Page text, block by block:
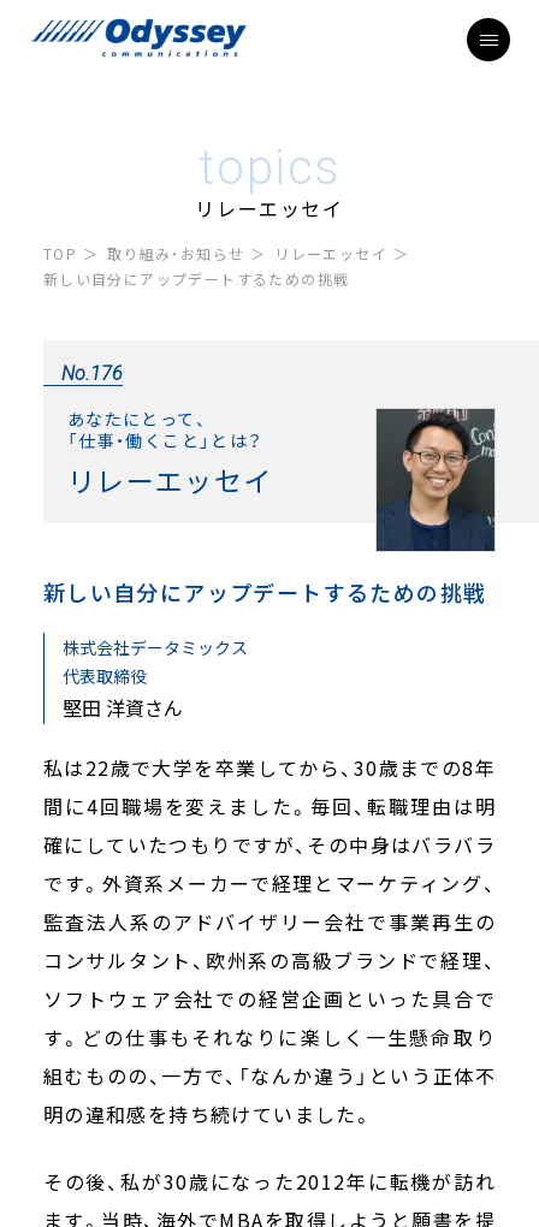
topics
リレーエッセイ
TOP 取り組み・お知らせ
リレーエッセイ
新しい自分にアップデートするための挑戦
No.176
あなたにとって、
「仕事・働くこと」とは？
リレーエッセイ
新しい自分にアップデートするための挑戦
株式会社データミックス
代表取締役
堅田 洋資さん
私は22歳で大学を卒業してから、30歳までの8年
間に4回職場を変えました。毎回、転職理由は明
確にしていたつもりですが、その中身はバラバラ
です。外資系メーカーで経理とマーケティング、
監査法人系のアドバイザリー会社で事業再生の
コンサルタント、欧州系の高級ブランドで経理、
ソフトウェア会社での経営企画といった具合で
す。どの仕事もそれなりに楽しく一生懸命取り
組むものの、一方で、「なんか違う」という正体不
明の違和感を持ち続けていました。
その後、私が30歳になった2012年に転機が訪れ
ます。当時、海外でMBAを取得しようと願書を提